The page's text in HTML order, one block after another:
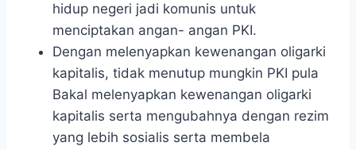
hidup negeri jadi komunis untuk
menciptakan angan- angan PKI.
Dengan melenyapkan kewenangan oligarki
kapitalis, tidak menutup mungkin PKI pula
Bakal melenyapkan kewenangan oligarki
kapitalis serta mengubahnya dengan rezim
yang lebih sosialis serta membela